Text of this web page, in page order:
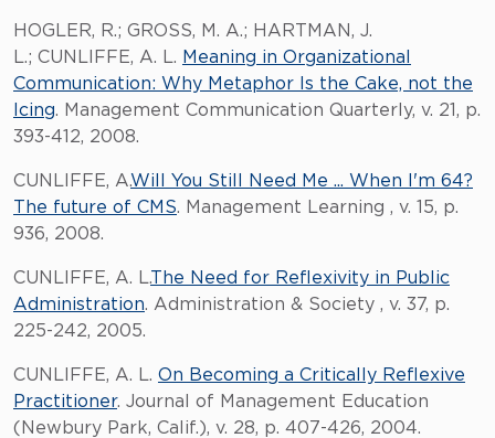
HOGLER, R.; GROSS, M. A.; HARTMAN, J.
L.; CUNLIFFE, A. L. Meaning in Organizational
Communication: Why Metaphor Is the Cake, not the
Icing. Management Communication Quarterly, v. 21, p.
393-412, 2008.
CUNLIFFE, A.Will You Still Need Me ... When I'm 64?
The future of CMS. Management Learning , v. 15, p.
936, 2008.
CUNLIFFE, A. L.The Need for Reflexivity in Public
Administration. Administration & Society , v. 37, p.
225-242, 2005.
CUNLIFFE, A. L. On Becoming a Critically Reflexive
Practitioner. Journal of Management Education
(Newbury Park, Calif.), v. 28, p. 407-426, 2004.